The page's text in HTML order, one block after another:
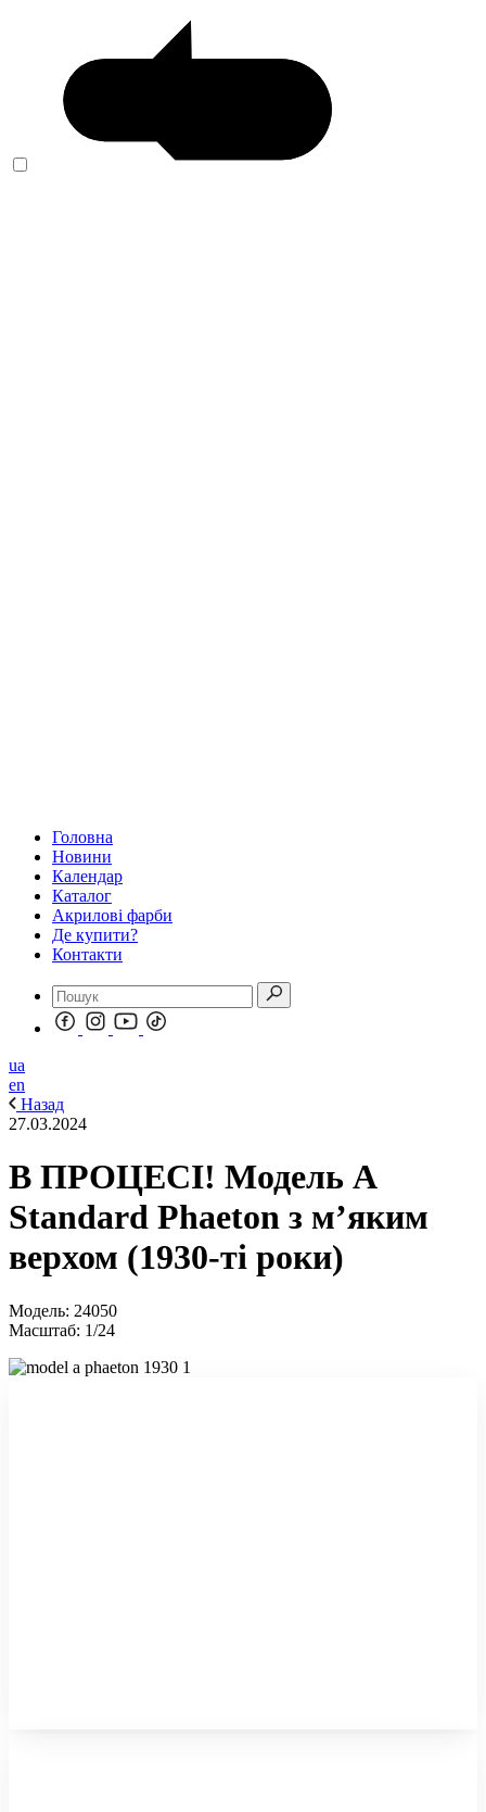
Головна
Новини
Календар
Каталог
Акрилові фарби
Де купити?
Контакти
ua
en
Назад
27.03.2024
В ПРОЦЕСІ! Модель A
Standard Phaeton з м’яким
верхом (1930-ті роки)
Модель: 24050
Масштаб: 1/24